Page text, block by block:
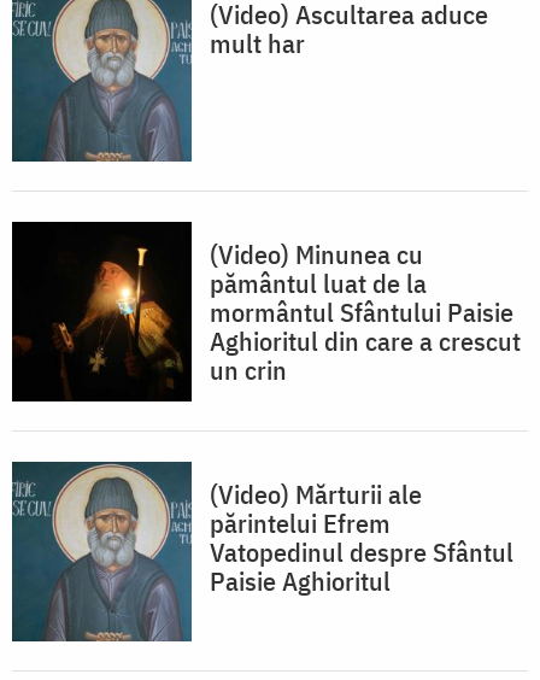
(Video) Ascultarea aduce
mult har
(Video) Minunea cu
pământul luat de la
mormântul Sfântului Paisie
Aghioritul din care a crescut
un crin
(Video) Mărturii ale
părintelui Efrem
Vatopedinul despre Sfântul
Paisie Aghioritul